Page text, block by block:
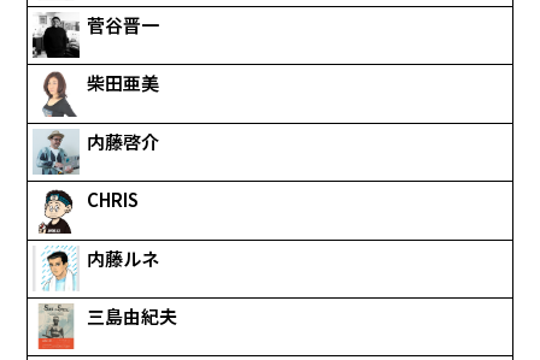
菅谷晋一
柴田亜美
内藤啓介
CHRIS
内藤ルネ
三島由紀夫